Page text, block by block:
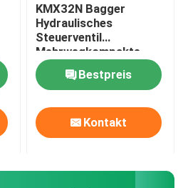
KMX32N Bagger
Hydraulisches
Steuerventil
Mehrwegkompakte
SGS
Bestpreis
Kontakt